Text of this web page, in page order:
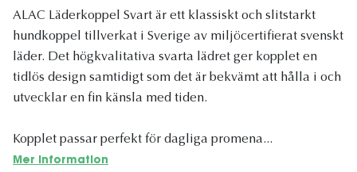
ALAC Läderkoppel Svart är ett klassiskt och slitstarkt
hundkoppel tillverkat i Sverige av miljöcertifierat svenskt
läder. Det högkvalitativa svarta lädret ger kopplet en
tidlös design samtidigt som det är bekvämt att hålla i och
utvecklar en fin känsla med tiden.
Kopplet passar perfekt för dagliga promena...
Mer information